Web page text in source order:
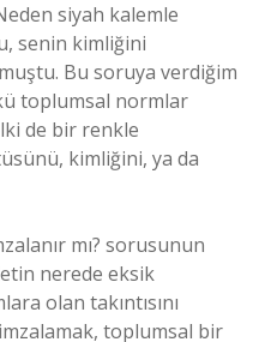
siyah kalemle
senin kimliğini
Bu soruya verdiğim
toplumsal normlar
de bir renkle
kimliğini, ya da
mı? sorusunun
nerede eksik
olan takıntısını
toplumsal bir